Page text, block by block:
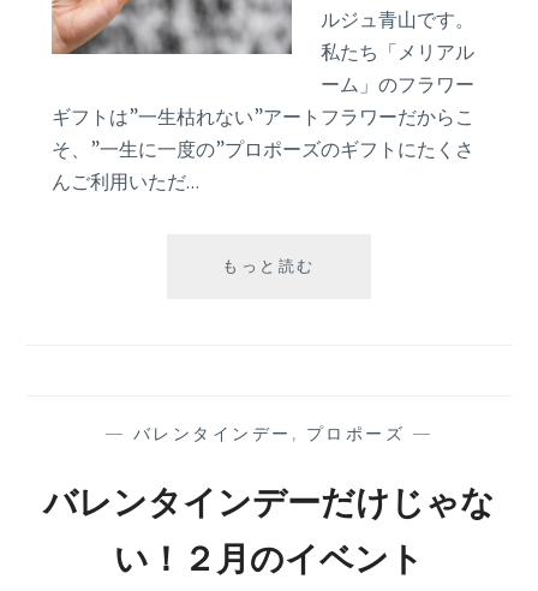
ルジュ青山です。
私たち「メリアル
ーム」のフラワー
ギフトは”一生枯れない”アートフラワーだからこ
そ、”一生に一度の”プロポーズのギフトにたくさ
んご利用いただ…
もっと読む
え
プ
ポ
— バレンタインデー , プロポーズ —
バレンタインデーだけじゃな
い！２月のイベント